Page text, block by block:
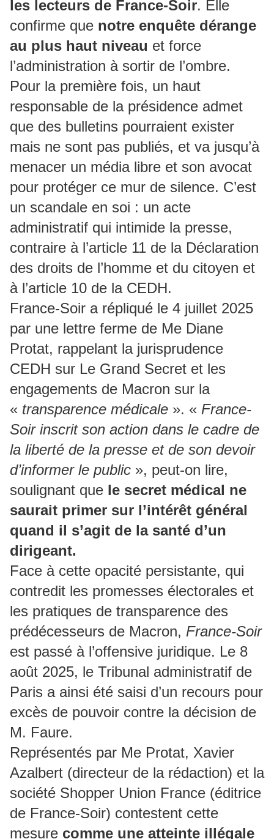
les lecteurs de France-Soir. Elle
confirme que notre enquête dérange
au plus haut niveau et force
l’administration à sortir de l’ombre.
Pour la première fois, un haut
responsable de la présidence admet
que des bulletins pourraient exister
mais ne sont pas publiés, et va jusqu’à
menacer un média libre et son avocat
pour protéger ce mur de silence. C’est
un scandale en soi : un acte
administratif qui intimide la presse,
contraire à l’article 11 de la Déclaration
des droits de l’homme et du citoyen et
à l’article 10 de la CEDH.
France-Soir a répliqué le 4 juillet 2025
par une lettre ferme de Me Diane
Protat, rappelant la jurisprudence
CEDH sur Le Grand Secret et les
engagements de Macron sur la
« transparence médicale ». « France-
Soir inscrit son action dans le cadre de
la liberté de la presse et de son devoir
d’informer le public », peut-on lire,
soulignant que le secret médical ne
saurait primer sur l’intérêt général
quand il s’agit de la santé d’un
dirigeant.
Face à cette opacité persistante, qui
contredit les promesses électorales et
les pratiques de transparence des
prédécesseurs de Macron, France-Soir
est passé à l’offensive juridique. Le 8
août 2025, le Tribunal administratif de
Paris a ainsi été saisi d’un recours pour
excès de pouvoir contre la décision de
M. Faure.
Représentés par Me Protat, Xavier
Azalbert (directeur de la rédaction) et la
société Shopper Union France (éditrice
de France-Soir) contestent cette
mesure comme une atteinte illégale